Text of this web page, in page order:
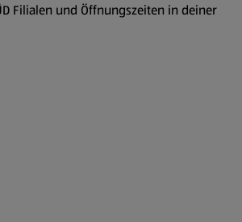
Filialen und Öffnungszeiten in deiner